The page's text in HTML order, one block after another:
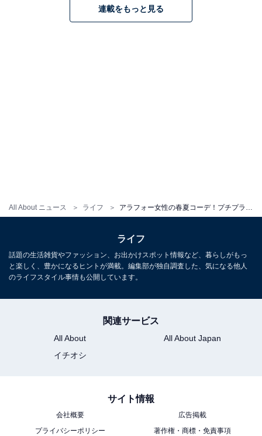
All About ニュース ライフ
いてしまうなどダメージを受けやすく、コンディション
1日履いたら1日寝かせる、時には詰め物をして形を整え
る、通気性よく保つ、防水スプレーをかける、など日常
たい、という方はプチプラで十分。デザイン重視で楽し
むのがおすすめです。
連載をもっと見る
ライフ
話題の生活雑貨やファッション、お出かけスポット情報など、暮らしがもっ
と楽しく、豊かになるヒントが満載。編集部が独自調査した、気になる他人
のライフスタイル事情も公開しています。
関連サービス
All About
All About Japan
イチオシ
サイト情報
会社概要
広告掲載
プライバシーポリシー
著作権・商標・免責事項